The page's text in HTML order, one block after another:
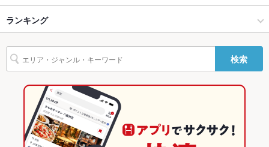
その他
あり ：食べ放題プランをご用意♪2000円台～ご用意しておりま
す★
お子様連れ お子様連れ歓迎 ：おもちゃプレゼント
本厚木･相模大野･海老名･伊勢原 × 焼肉
小田急相模原駅 × 焼肉・ホルモン
小田急相模原駅 × 焼肉
小田急相模原 × 焼肉
神奈川
神奈川 × 焼肉・ホルモン
神奈川 × 焼肉
にんにく料理
カルビラーメン
ランキング
神奈川のグルメランキング
神奈川の焼肉・ホルモンランキング
本厚木･相模大野･海老名･伊勢原のグルメランキング
本厚木･相模大野･海老名･伊勢原の焼肉・ホルモンランキング
検索